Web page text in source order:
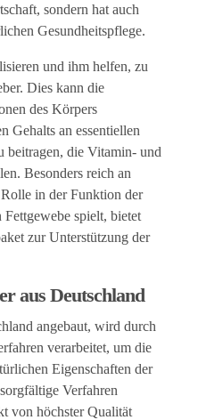
sondern hat auch
Gesundheitspflege.
und ihm helfen, zu
Dies kann die
des Körpers
Gehalts an essentiellen
beitragen, die Vitamin- und
Besonders reich an
in der Funktion der
spielt, bietet
zur Unterstützung der
aus Deutschland
angebaut, wird durch
verarbeitet, um die
Eigenschaften der
Verfahren
von höchster Qualität